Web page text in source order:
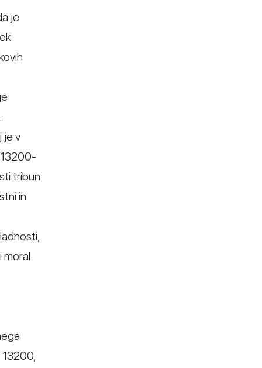
je
je v
tribun
in
moral